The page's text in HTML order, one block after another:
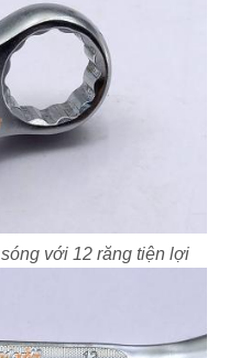
với 12 răng tiện lợi